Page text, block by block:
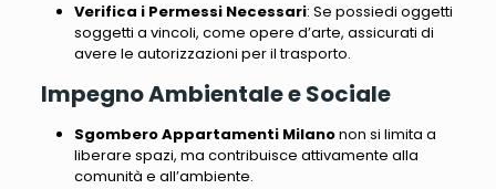
Verifica i Permessi Necessari: Se possiedi oggetti
soggetti a vincoli, come opere d’arte, assicurati di
avere le autorizzazioni per il trasporto.
Impegno Ambientale e Sociale
Sgombero Appartamenti Milanonon si limita a
liberare spazi, ma contribuisce attivamente alla
comunità e all’ambiente.